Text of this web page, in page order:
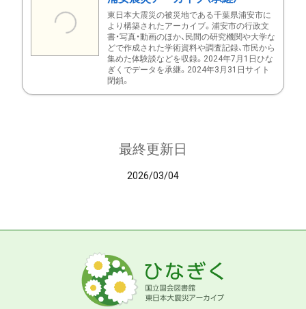
東日本大震災の被災地である千葉県浦安市に
より構築されたアーカイブ。浦安市の行政文
書・写真・動画のほか、民間の研究機関や大学な
どで作成された学術資料や調査記録、市民から
集めた体験談などを収録。2024年7月1日ひな
ぎくでデータを承継。2024年3月31日サイト
閉鎖。
最終更新日
2026/03/04